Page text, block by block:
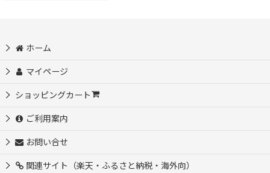
ホーム
マイページ
ショッピングカート
ご利用案内
お問い合せ
関連サイト（楽天・ふるさと納税・海外向）